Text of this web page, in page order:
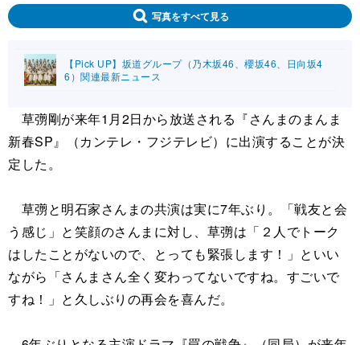
写真をすべて見る
【Pick UP】坂道グループ（乃木坂46、櫻坂46、日向坂4
6）関連最新ニュース
草彅剛が来年1月2日から放送される『さんまのまんま
新春SP』（カンテレ・フジテレビ）に出演することが決
定した。
草彅と明石家さんまの共演は実に7年ぶり。「戦友と会
う感じ」と笑顔のさんまに対し、草彅は「２人でトーク
はしたことがないので、とっても緊張します！」といい
ながら「さんまさん全く変わってないですね。すごいで
すね！」と久しぶりの再会を喜んだ。